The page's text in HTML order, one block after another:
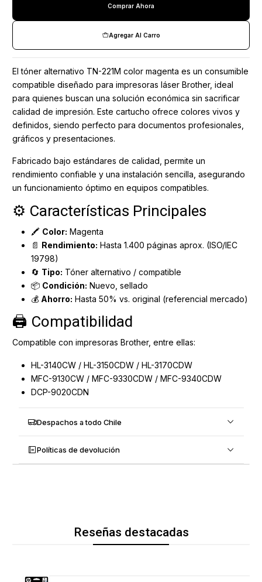
Agregar Al Carro
Comprar Ahora
El tóner alternativo TN-221M color magenta es un consumible
compatible diseñado para impresoras láser Brother, ideal
para quienes buscan una solución económica sin sacrificar
calidad de impresión. Este cartucho ofrece colores vivos y
definidos, siendo perfecto para documentos profesionales,
gráficos y presentaciones.
Fabricado bajo estándares de calidad, permite un
rendimiento confiable y una instalación sencilla, asegurando
un funcionamiento óptimo en equipos compatibles.
⚙️ Características Principales
🖍️ Color: Magenta
📄 Rendimiento: Hasta 1.400 páginas aprox. (ISO/IEC
19798)
🔄 Tipo: Tóner alternativo / compatible
📦 Condición: Nuevo, sellado
💰 Ahorro: Hasta 50% vs. original (referencial mercado)
🖨️ Compatibilidad
Compatible con impresoras Brother, entre ellas:
HL-3140CW / HL-3150CDW / HL-3170CDW
MFC-9130CW / MFC-9330CDW / MFC-9340CDW
DCP-9020CDN
Despachos a todo Chile
Políticas de devolución
Reseñas destacadas